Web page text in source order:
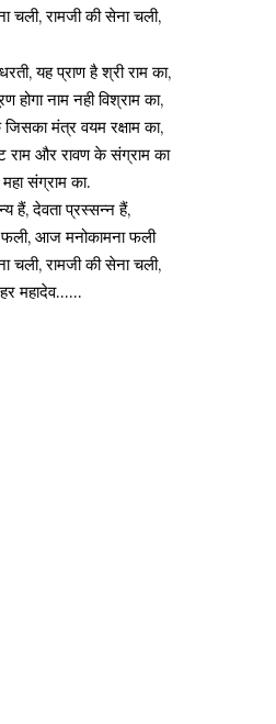
चली, रामजी की सेना चली,
यह प्राण है श्री राम का,
नाम नही विश्राम का,
मंत्र वयम रक्षाम का,
और रावण के संग्राम का
संग्राम का.
हैं, देवता प्रस्सन्न हैं,
आज मनोकामना फली
चली, रामजी की सेना चली,
महादेव……